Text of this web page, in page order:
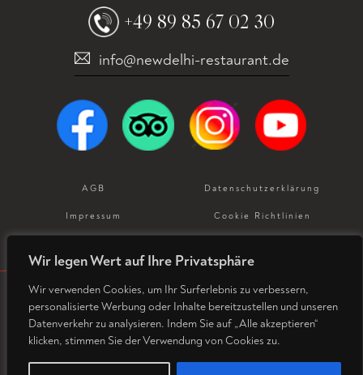
Wir legen Wert auf Ihre Privatsphäre
Wir verwenden Cookies, um Ihr Surferlebnis zu verbessern,
personalisierte Werbung oder Inhalte bereitzustellen und unseren
Datenverkehr zu analysieren. Indem Sie auf „Alle akzeptieren“
klicken, stimmen Sie der Verwendung von Cookies zu.
+49 89 85 67 02 30
info@newdelhi-restaurant.de
AGB Datenschutz­erklärung
Impressum Cookie Richtlinien
© Copyright 2026. Designed and Developed by
SGDigital Services Pvt Ltd.
All rights reserved.